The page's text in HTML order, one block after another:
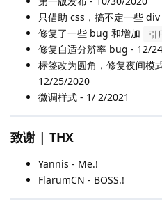
只借助 css，搞不定一些
修复了一些 bug 和增加
引
修复自适分辨率 bug - 12/
标签改为圆角，修复夜间模
12/25/2020
微调样式 - 1/ 2/2021
致谢 | THX
Yannis - Me.!
FlarumCN - BOSS.!